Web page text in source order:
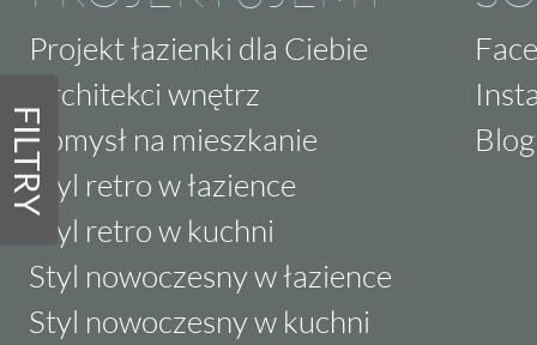
FILTRY
Projekt łazienki dla Ciebie
Architekci wnętrz
Pomysł na mieszkanie
Styl retro w łazience
Styl retro w kuchni
Styl nowoczesny w łazience
Styl nowoczesny w kuchni
Blog